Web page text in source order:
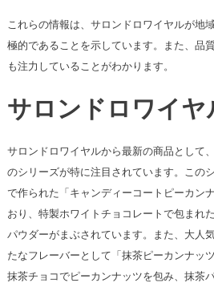
これらの情報は、サロンドロワイヤルが地
極的であることを示しています。また、品
も注力していることがわかります。
サロンドロワイヤ
サロンドロワイヤルから最新の商品として
のシリーズが特に注目されています。この
で作られた「キャンディーコートピーカン
おり、特製ホワイトチョコレートで包まれ
パウダーがまぶされています。また、大人
たなフレーバーとして「抹茶ピーカンナッ
抹茶チョコでピーカンナッツを包み、抹茶